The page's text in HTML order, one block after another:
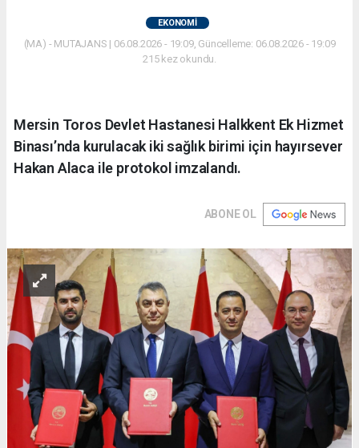
EKONOMİ
(MA) - MUTAJANS | 06.08.2026 - 19:09, Güncelleme: 06.08.2026 - 19:09
215 kez okundu.
Mersin Toros Devlet Hastanesi Halkkent Ek Hizmet
Binası’nda kurulacak iki sağlık birimi için hayırsever
Hakan Alaca ile protokol imzalandı.
ABONE OL